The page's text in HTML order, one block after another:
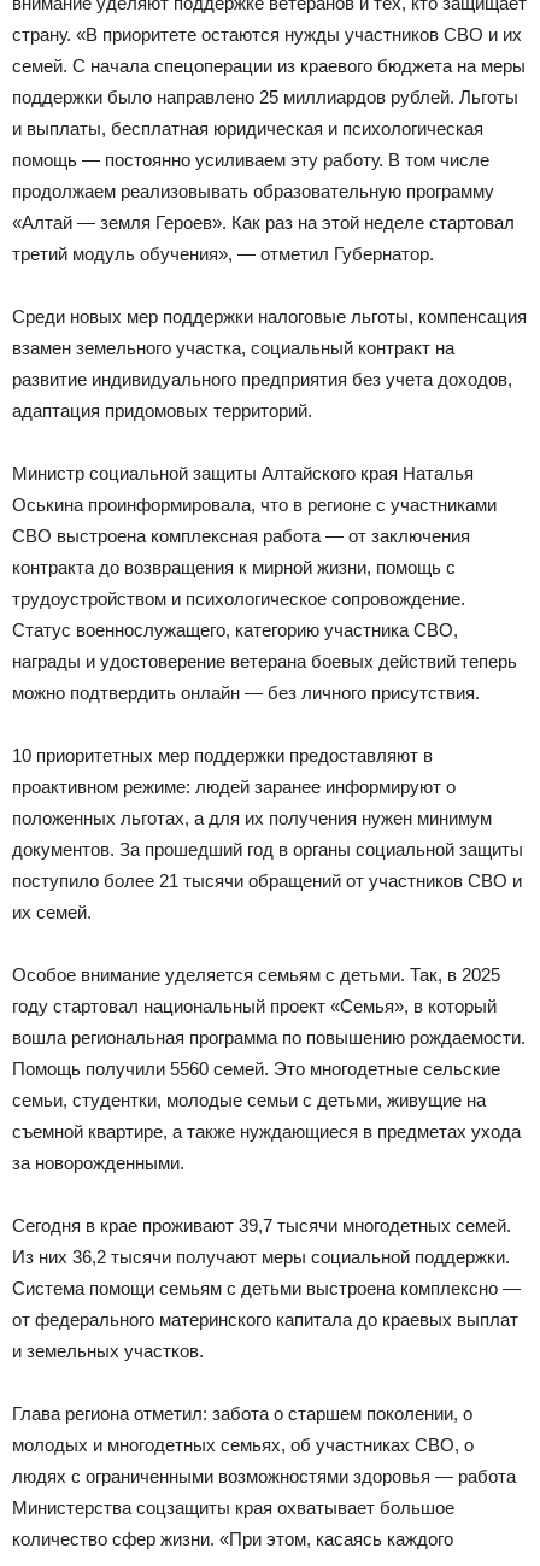
страну. «В приоритете остаются нужды участников СВО и их
семей. С начала спецоперации из краевого бюджета на меры
поддержки было направлено 25 миллиардов рублей. Льготы
и выплаты, бесплатная юридическая и психологическая
помощь — постоянно усиливаем эту работу. В том числе
продолжаем реализовывать образовательную программу
«Алтай — земля Героев». Как раз на этой неделе стартовал
третий модуль обучения», — отметил Губернатор.
Среди новых мер поддержки налоговые льготы, компенсация
взамен земельного участка, социальный контракт на
развитие индивидуального предприятия без учета доходов,
адаптация придомовых территорий.
Министр социальной защиты Алтайского края Наталья
Оськина проинформировала, что в регионе с участниками
СВО выстроена комплексная работа — от заключения
контракта до возвращения к мирной жизни, помощь с
трудоустройством и психологическое сопровождение.
Статус военнослужащего, категорию участника СВО,
награды и удостоверение ветерана боевых действий теперь
можно подтвердить онлайн — без личного присутствия.
10 приоритетных мер поддержки предоставляют в
проактивном режиме: людей заранее информируют о
положенных льготах, а для их получения нужен минимум
документов. За прошедший год в органы социальной защиты
поступило более 21 тысячи обращений от участников СВО и
их семей.
Особое внимание уделяется семьям с детьми. Так, в 2025
году стартовал национальный проект «Семья», в который
вошла региональная программа по повышению рождаемости.
Помощь получили 5560 семей. Это многодетные сельские
семьи, студентки, молодые семьи с детьми, живущие на
съемной квартире, а также нуждающиеся в предметах ухода
за новорожденными.
Сегодня в крае проживают 39,7 тысячи многодетных семей.
Из них 36,2 тысячи получают меры социальной поддержки.
Система помощи семьям с детьми выстроена комплексно —
от федерального материнского капитала до краевых выплат
и земельных участков.
Глава региона отметил: забота о старшем поколении, о
молодых и многодетных семьях, об участниках СВО, о
людях с ограниченными возможностями здоровья — работа
Министерства соцзащиты края охватывает большое
количество сфер жизни. «При этом, касаясь каждого